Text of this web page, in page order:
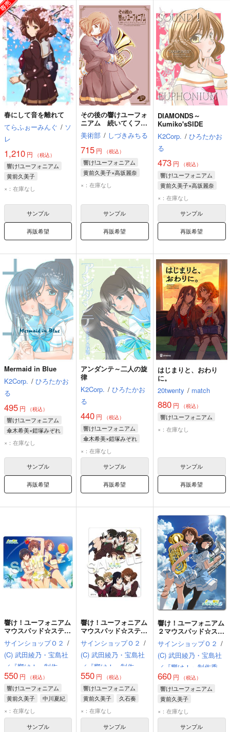
春にして音を離れて
てらふぉーみんぐ / ソ
レ
1,210 円 （税込）
響け!ユーフォニアム
黄前久美子
×：在庫なし
サンプル
再販希望
その後の響けユーフォ
ニアム 続いてくファ
ンファーレ
美術部 / しづきみちる
715 円 （税込）
響け!ユーフォニアム
黄前久美子×高坂麗奈
黄前久美子
×：在庫なし
サンプル
再販希望
DIAMONDS～
Kumiko'sSIDE
K2Corp. / ひろたかお
る
473円 （税込）
響け!ユーフォニアム
黄前久美子×高坂麗奈
黄前久美子
×：在庫なし
サンプル
再販希望
Mermaid in Blue
K2Corp. / ひろたかお
る
495 円 （税込）
響け!ユーフォニアム
傘木希美×鎧塚みぞれ
傘木希美
×：在庫なし
サンプル
再販希望
アンダンテ～二人の旋
律
K2Corp. / ひろたかお
る
440 円 （税込）
響け!ユーフォニアム
傘木希美×鎧塚みぞれ
×：在庫なし
サンプル
再販希望
はじまりと、おわり
に。
20twenty / match
880円 （税込）
響け!ユーフォニアム
×：在庫なし
サンプル
再販希望
響け！ユーフォニアム
マウスパッド☆ステッ
カータイプ(久美子・
奏・夏記 水着)
サインショップＯ２ /
(C) 武田綾乃・宝島社
／『響け！』制作委員
会
550 円 （税込）
響け!ユーフォニアム
黄前久美子
中川夏紀
久石奏
×：在庫なし
サンプル
響け！ユーフォニアム
マウスパッド☆ステッ
カータイプ(久美子・
奏たち)
サインショップＯ２ /
(C) 武田綾乃・宝島社
／『響け！』制作委員
会
550 円 （税込）
響け!ユーフォニアム
黄前久美子
久石奏
×：在庫なし
サンプル
響け！ユーフォニアム
２マウスパッド☆ステ
ッカータイプ(久美子
とあすか)
サインショップＯ２ /
(C) 武田綾乃・宝島社
／『響け！』制作委員
会
660円 （税込）
響け!ユーフォニアム
黄前久美子
田中あすか
×：在庫なし
サンプル